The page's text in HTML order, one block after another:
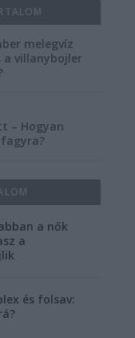
melegvíz
a villanybojler
– Hogyan
a nők
a
és folsav: